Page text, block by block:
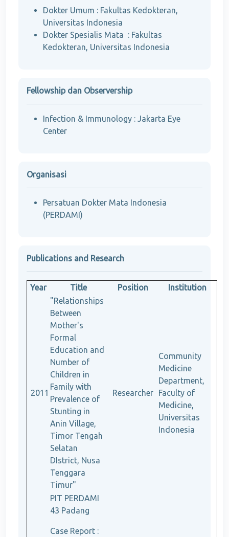
Dokter Umum : Fakultas Kedokteran,
Universitas Indonesia
Dokter Spesialis Mata : Fakultas
Kedokteran, Universitas Indonesia
Fellowship dan Observership
Infection & Immunology : Jakarta Eye
Center
Organisasi
Persatuan Dokter Mata Indonesia
(PERDAMI)
Publications and Research
Year Title Position Institution
2011
"Relationships
Between
Mother's
Formal
Education and
Number of
Children in
Family with
Prevalence of
Stunting in
Anin Village,
Timor Tengah
Selatan
DIstrict, Nusa
Tenggara
Timur"
Researcher
Community
Medicine
Department,
Faculty of
Medicine,
Universitas
Indonesia
PIT PERDAMI
43 Padang
Case Report :